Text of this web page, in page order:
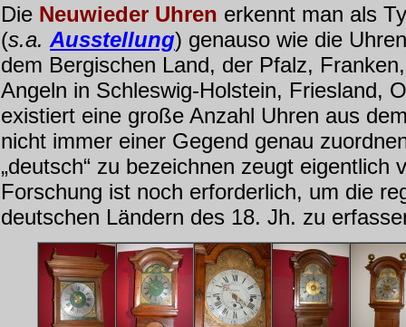
Die Neuwieder Uhren erkennt man als
(s.a. Ausstellung) genauso wie die
dem Bergischen Land, der Pfalz,
Angeln in Schleswig-Holstein, Friesland,
existiert eine große Anzahl Uhren aus
nicht immer einer Gegend genau
„deutsch“ zu bezeichnen zeugt eigentlich
Forschung ist noch erforderlich, um die
deutschen Ländern des 18. Jh. zu